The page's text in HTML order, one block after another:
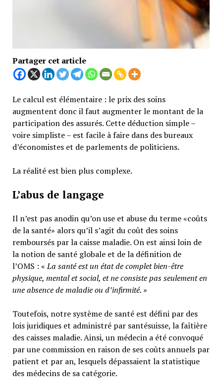
Partager cet article
Le calcul est élémentaire : le prix des soins
augmentent donc il faut augmenter le montant de la
participation des assurés. Cette déduction simple –
voire simpliste – est facile à faire dans des bureaux
d’économistes et de parlements de politiciens.
La réalité est bien plus complexe.
L’abus de langage
Il n’est pas anodin qu’on use et abuse du terme «coûts
de la santé» alors qu’il s’agit du coût des soins
remboursés par la caisse maladie. On est ainsi loin de
la notion de santé globale et de la définition de
l’OMS : «La santé est un état de complet bien-être
physique, mental et social, et ne consiste pas seulement en
une absence de maladie ou d’infirmité.»
Toutefois, notre système de santé est défini par des
lois juridiques et administré par santésuisse, la faîtière
des caisses maladie. Ainsi, un médecin a été convoqué
par une commission en raison de ses coûts annuels par
patient et par an, lesquels dépassaient la statistique
des médecins de sa catégorie.